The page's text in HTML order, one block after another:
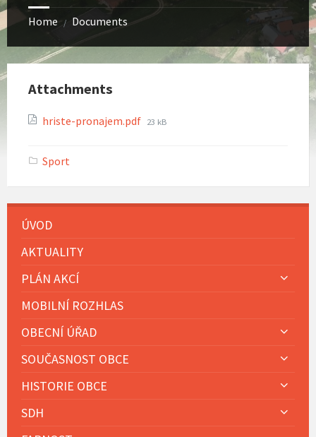
Home / Documents
Attachments
hriste-pronajem.pdf File
23 kB
Sport
ÚVOD
AKTUALITY
PLÁN AKCÍ
MOBILNÍ ROZHLAS
OBECNÍ ÚŘAD
SOUČASNOST OBCE
HISTORIE OBCE
SDH